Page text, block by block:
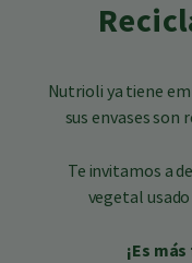
Nutrioli ya tiene
sus envases son
Te invitamos a
vegetal usado
¡Es